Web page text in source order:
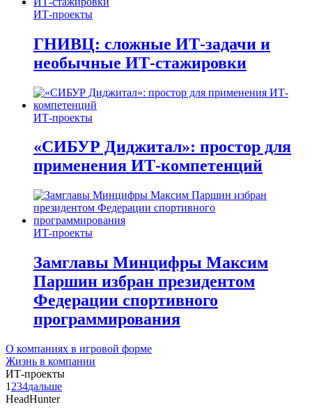
ИТ-проекты
ГНИВЦ: сложные ИТ‑задачи и
необычные ИТ‑стажировки
ИТ-проекты
«СИБУР Диджитал»: простор для
применения ИТ-компетенций
ИТ-проекты
Замглавы Минцифры Максим
Паршин избран президентом
Федерации спортивного
программирования
О компаниях в игровой форме
Жизнь в компании
ИТ-проекты
1 234дальше
HeadHunter